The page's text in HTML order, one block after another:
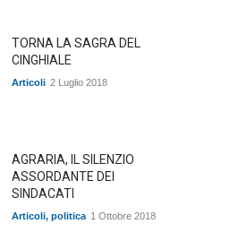
TORNA LA SAGRA DEL
CINGHIALE
Articoli 2 Luglio 2018
AGRARIA, IL SILENZIO
ASSORDANTE DEI
SINDACATI
Articoli, politica 1 Ottobre 2018